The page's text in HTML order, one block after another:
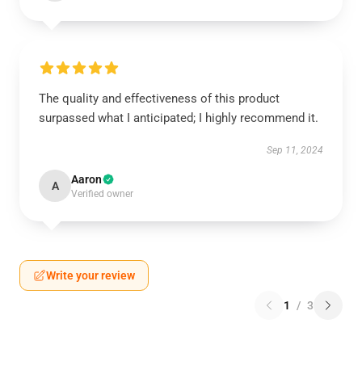
The quality and effectiveness of this product
surpassed what I anticipated; I highly recommend it.
Sep 11, 2024
A Aaron
Verified owner
Write your review
1 / 3